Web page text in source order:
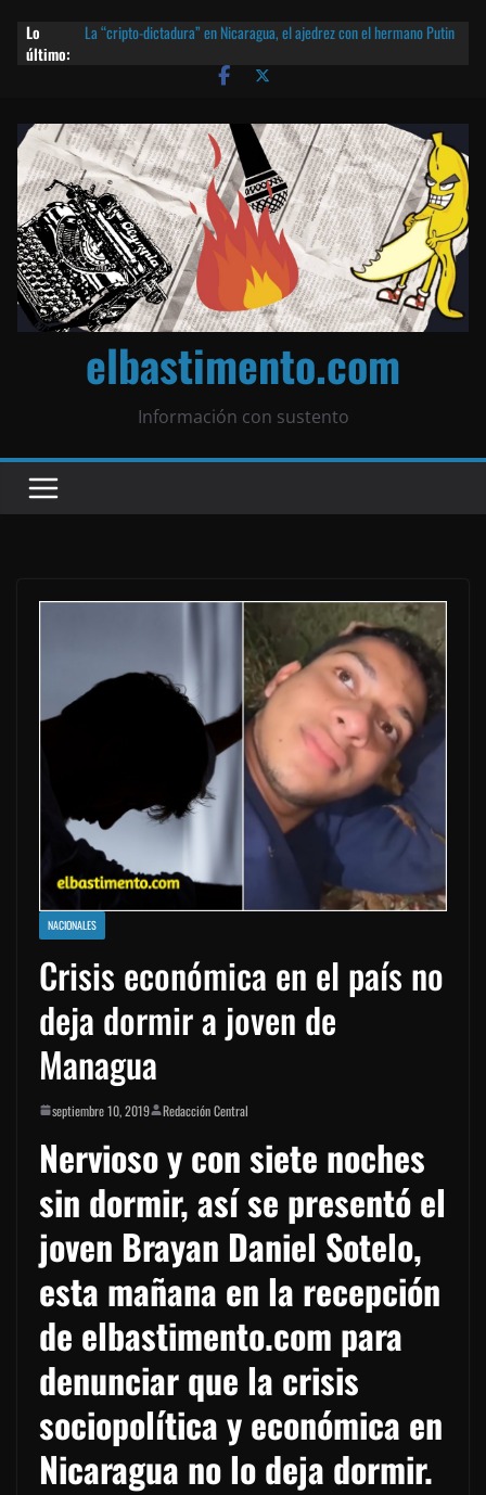
Lo
último:
La “cripto-dictadura” en Nicaragua, el ajedrez con el hermano Putin
Agarrá tu POLLO FRITO, vamos a la dictadura ETERNA | ¡O lo que
¡El partido único! Nicaragua, la Corea del Norte con queso frito y el
Batman de Matagalpa
Las mentiras del Cardenal Leopoldo Brenes con el Papa
¿Piratas de El Carmen en la India? El barco fantasma de Nicaragua |
¡O lo que queda!
elbastimento.com
Información con sustento
NACIONALES
Crisis económica en el país no
deja dormir a joven de
Managua
septiembre 10, 2019 Redacción Central
Nervioso y con siete noches
sin dormir, así se presentó el
joven Brayan Daniel Sotelo,
esta mañana en la recepción
de elbastimento.com para
denunciar que la crisis
sociopolítica y económica en
Nicaragua no lo deja dormir.